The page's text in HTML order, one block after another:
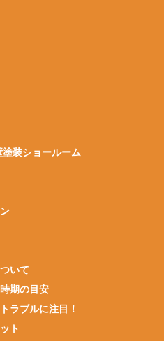
装ショールーム
いて
期の目安
ラブルに注目！
ト